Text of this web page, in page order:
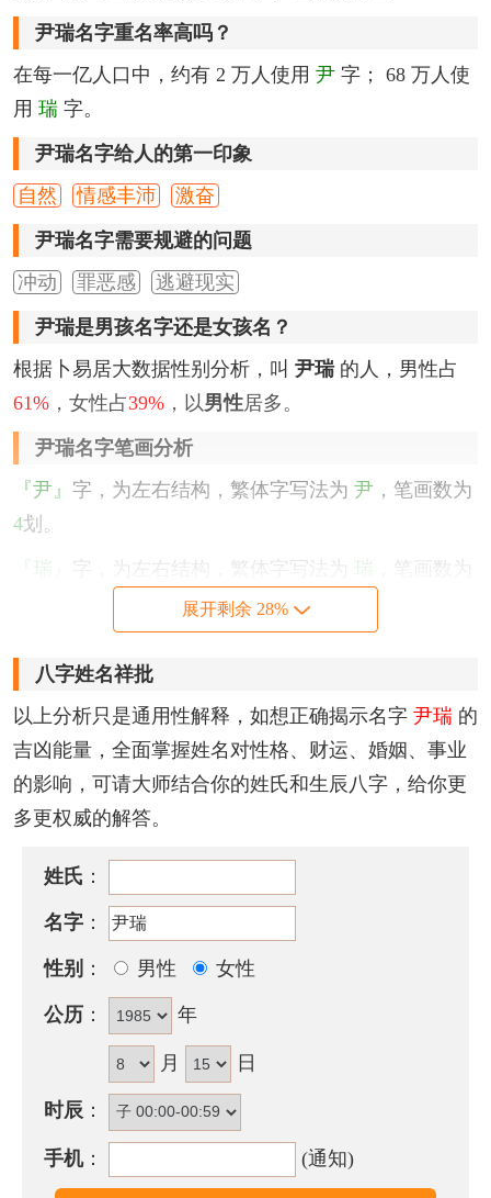
尹瑞名字重名率高吗？
在每一亿人口中，约有 2 万人使用 尹 字； 68 万人使
用 瑞 字。
尹瑞名字给人的第一印象
自然
情感丰沛 激奋
尹瑞名字需要规避的问题
冲动
罪恶感 逃避现实
尹瑞是男孩名字还是女孩名？
根据卜易居大数据性别分析，叫 尹瑞的人，男性占
61% ，女性占39% ，以男性居多。
尹瑞名字笔画分析
『尹』 字，为左右结构，繁体字写法为 尹 ，笔画数为
4划。
『瑞』 字，为左右结构，繁体字写法为 瑞 ，笔画数为
尹瑞的姓名五行组合是：土-金。这种组合的人踏实稳
重，正直无私，富有决断力和执行力，领导力强。其
人意志坚定，注重实际，做事有计划，贵人运好，能
尹瑞名字能打多少分？
尹瑞名字评分为： 95分（评分由卜易居根据姓名五格
数理测算得出，仅供参考）
展开剩余 28%
八字姓名祥批
以上分析只是通用性解释，如想正确揭示名字 尹瑞 的
吉凶能量，全面掌握姓名对性格、财运、婚姻、事业
的影响，可请大师结合你的姓氏和生辰八字，给你更
多更权威的解答。
姓氏 ：
名字 ：
性别 ： 男性 女性
公历 ： 年
月 日
时辰 ：
手机： (通知)